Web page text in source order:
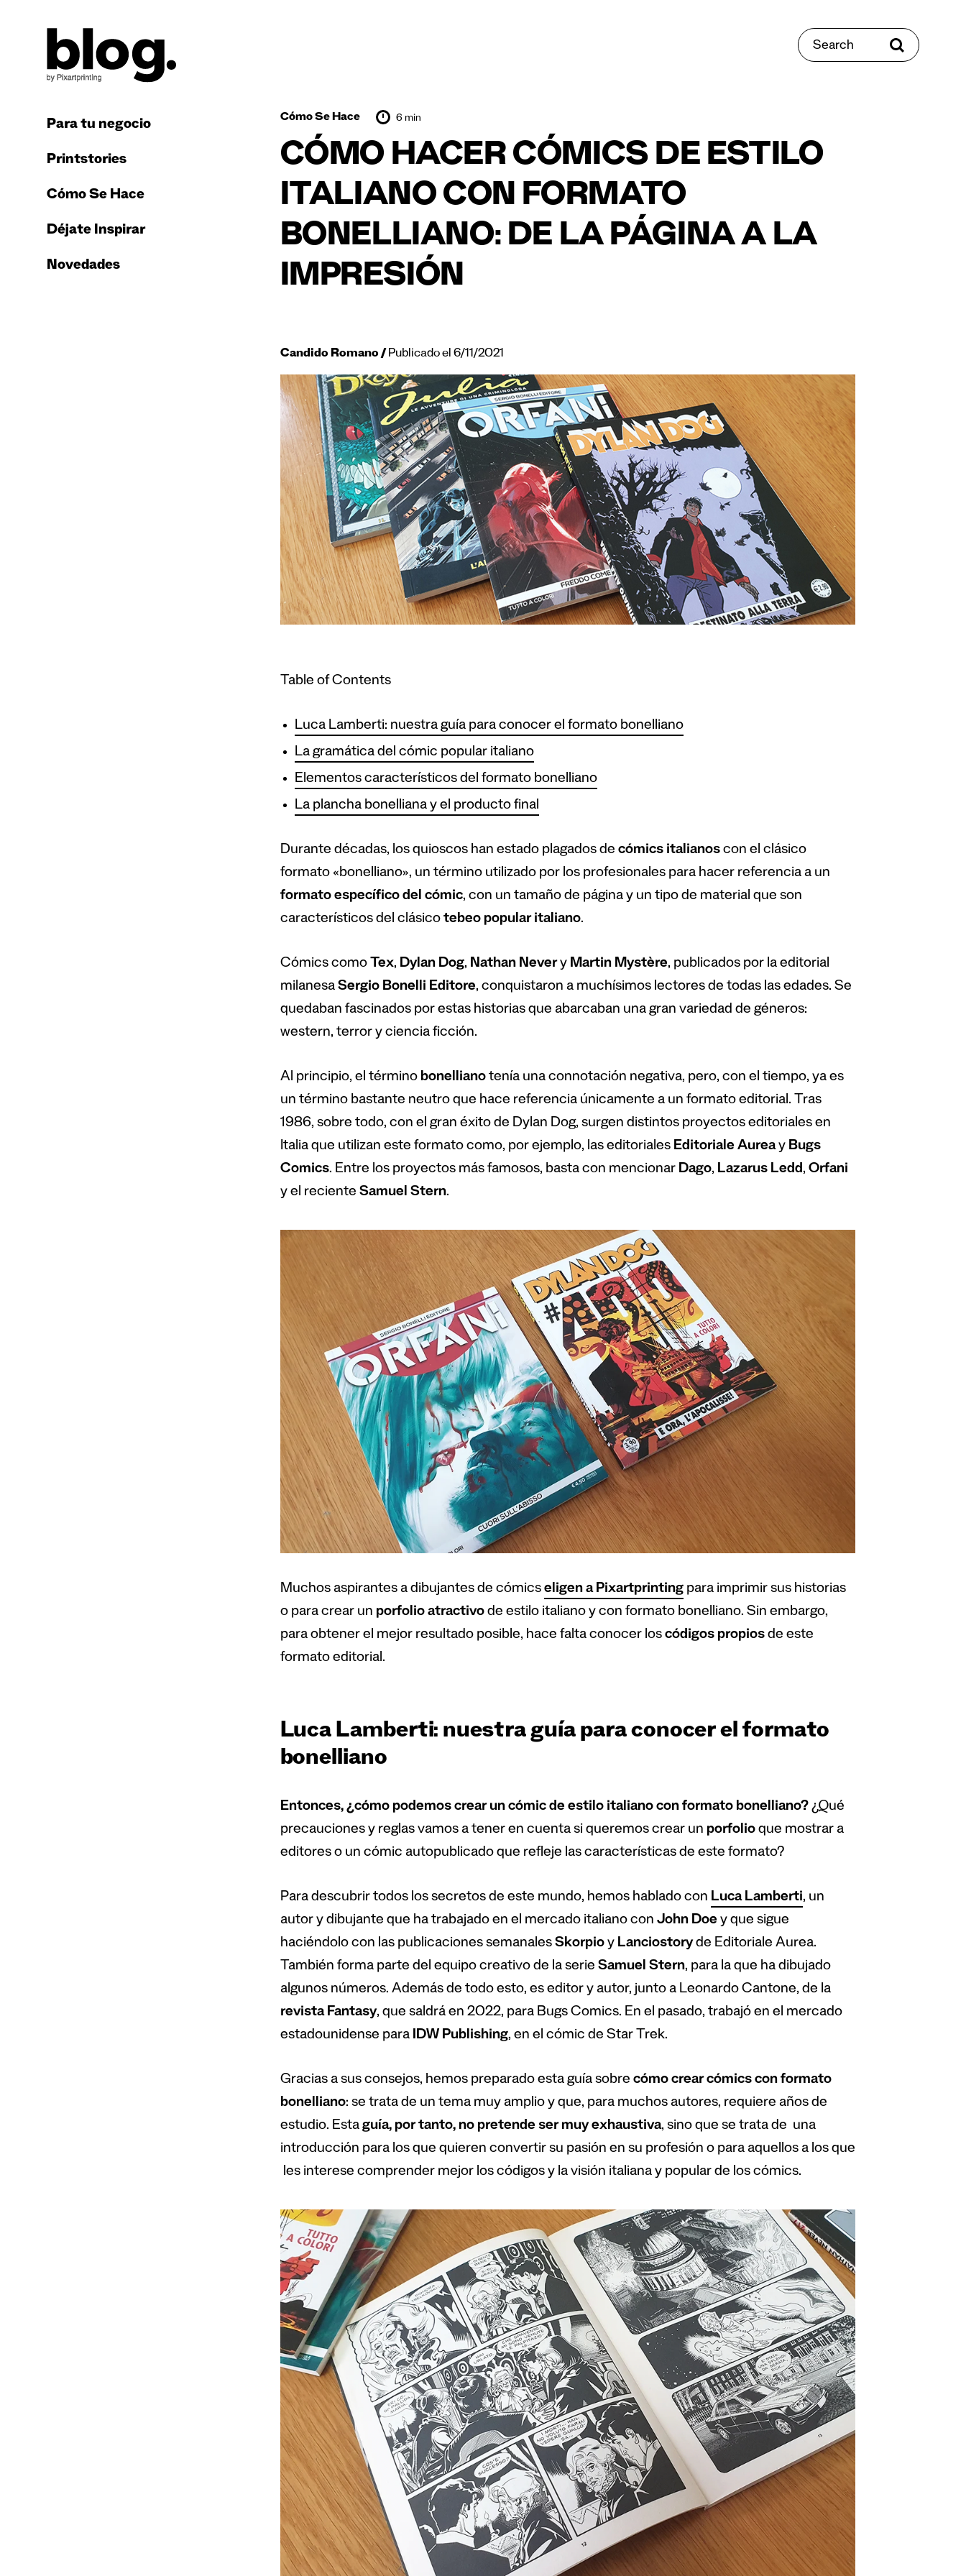
Para tu negocio
Printstories
Cómo Se Hace
Déjate Inspirar
Novedades
Search
Cómo Se Hace 6 min
CÓMO HACER CÓMICS DE ESTILO
ITALIANO CON FORMATO
BONELLIANO: DE LA PÁGINA A LA
IMPRESIÓN
Candido Romano Publicado el 6/11/2021
Table of Contents
Luca Lamberti: nuestra guía para conocer el formato bonelliano
La gramática del cómic popular italiano
Elementos característicos del formato bonelliano
La plancha bonelliana y el producto final
Durante décadas, los quioscos han estado plagados de cómics italianoscon el clásico
formato «bonelliano», un término utilizado por los profesionales para hacer referencia a un
formato específico del cómic, con un tamaño de página y un tipo de material que son
característicos del clásicotebeo popular italiano.
Cómics comoTex, Dylan Dog, Nathan Nevery Martin Mystère, publicados por la editorial
milanesaSergio Bonelli Editore, conquistaron a muchísimos lectores de todas las edades. Se
quedaban fascinados por estas historias que abarcaban una gran variedad de géneros:
western, terror y ciencia ficción.
Al principio, el término bonellianotenía una connotación negativa, pero, con el tiempo, ya es
un término bastante neutro que hace referencia únicamente a un formato editorial. Tras
1986, sobre todo, con el gran éxito de Dylan Dog, surgen distintos proyectos editoriales en
Italia que utilizan este formato como, por ejemplo, las editoriales Editoriale Aureay Bugs
Comics. Entre los proyectos más famosos, basta con mencionar Dago, Lazarus Ledd, Orfani
y el reciente Samuel Stern.
Muchos aspirantes a dibujantes de cómicseligen a Pixartprintingpara imprimir sus historias
o para crear un porfolio atractivode estilo italiano y con formato bonelliano. Sin embargo,
para obtener el mejor resultado posible, hace falta conocer loscódigos propiosde este
formato editorial.
Luca Lamberti: nuestra guía para conocer el formato
bonelliano
Entonces,¿cómo podemos crear un cómic de estilo italiano con formato bonelliano?¿Qué
precauciones y reglas vamos a tener en cuenta si queremos crear un porfolioque mostrar a
editores o un cómic autopublicado que refleje las características de este formato?
Para descubrir todos los secretos de este mundo, hemos hablado con Luca Lamberti, un
autor y dibujante que ha trabajado en el mercado italiano con John Doe y que sigue
haciéndolo con las publicaciones semanalesSkorpioy Lanciostoryde Editoriale Aurea.
También forma parte del equipo creativo de la serie Samuel Stern, para la que ha dibujado
algunos números. Además de todo esto, es editor y autor, junto a Leonardo Cantone, de la
revista Fantasy, que saldrá en 2022, para Bugs Comics. En el pasado, trabajó en el mercado
estadounidense para IDW Publishing, en el cómic de Star Trek.
Gracias a sus consejos, hemos preparado esta guía sobre cómo crear cómics con formato
bonelliano: se trata de un tema muy amplio y que, para muchos autores, requiere años de
estudio. Estaguía, por tanto, no pretende ser muy exhaustiva, sino que se trata de una
introducción para los que quieren convertir su pasión en su profesión o para aquellos a los que
les interese comprender mejor los códigos y la visión italiana y popular de los cómics.